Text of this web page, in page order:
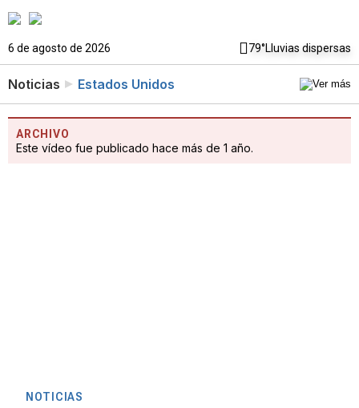
6 de agosto de 2026 79°Lluvias dispersas
Noticias Estados Unidos
ARCHIVO
Este vídeo fue publicado hace más de 1 año.
NOTICIAS